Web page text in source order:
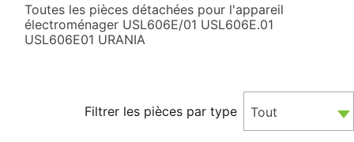
Toutes les pièces détachées pour l'appareil
électroménager USL606E/01 USL606E.01
USL606E01 URANIA
Filtrer les pièces par type Tout